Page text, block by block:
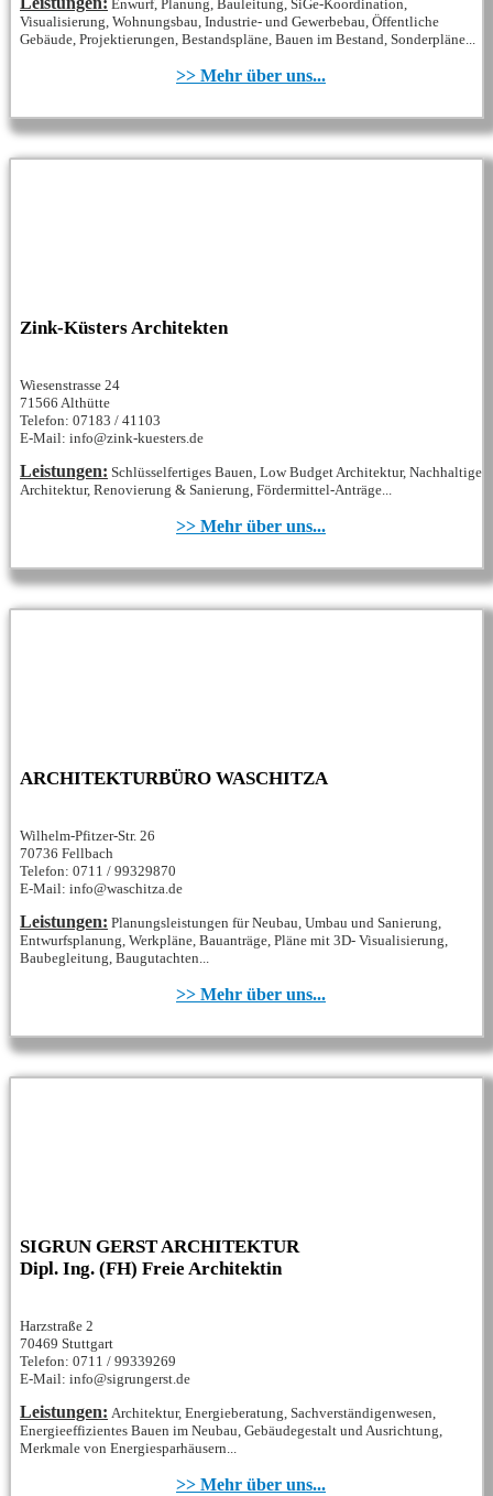
Enwurf, Planung, Bauleitung, SiGe-Koordination,
Visualisierung, Wohnungsbau, Industrie- und Gewerbebau, Öffentliche
Gebäude, Projektierungen, Bestandspläne, Bauen im Bestand, Sonderpläne...
>> Mehr über uns...
Zink-Küsters Architekten
Wiesenstrasse 24
71566 Althütte
Telefon: 07183 / 41103
E-Mail: info@zink-kuesters.de
Leistungen: Schlüsselfertiges Bauen, Low Budget Architektur, Nachhaltige
Architektur, Renovierung & Sanierung, Fördermittel-Anträge...
>> Mehr über uns...
ARCHITEKTURBÜRO WASCHITZA
Wilhelm-Pfitzer-Str. 26
70736 Fellbach
Telefon: 0711 / 99329870
E-Mail: info@waschitza.de
Leistungen: Planungsleistungen für Neubau, Umbau und Sanierung,
Entwurfsplanung, Werkpläne, Bauanträge, Pläne mit 3D- Visualisierung,
Baubegleitung, Baugutachten...
>> Mehr über uns...
SIGRUN GERST ARCHITEKTUR
Dipl. Ing. (FH) Freie Architektin
Harzstraße 2
70469 Stuttgart
Telefon: 0711 / 99339269
E-Mail: info@sigrungerst.de
Leistungen: Architektur, Energieberatung, Sachverständigenwesen,
Energieeffizientes Bauen im Neubau, Gebäudegestalt und Ausrichtung,
Merkmale von Energiesparhäusern...
>> Mehr über uns...